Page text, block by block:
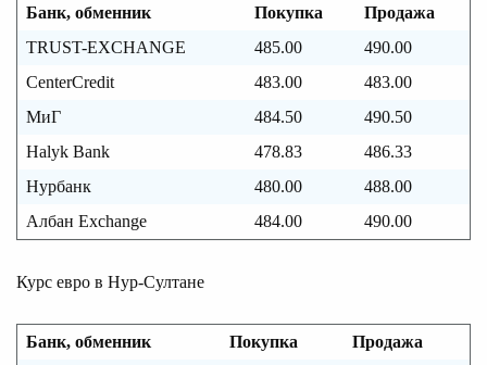
Банк, обменник Покупка
Продажа
TRUST-EXCHANGE
485.00
490.00
CenterCredit
483.00
483.00
МиГ
484.50
490.50
Halyk Bank
478.83
486.33
Нурбанк
480.00
488.00
Албан Exchange
484.00 490.00
Курс евро в Нур-Султане
Банк, обменник Покупка
Продажа